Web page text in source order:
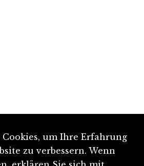
um Ihre Erfahrung
zu verbessern. Wenn